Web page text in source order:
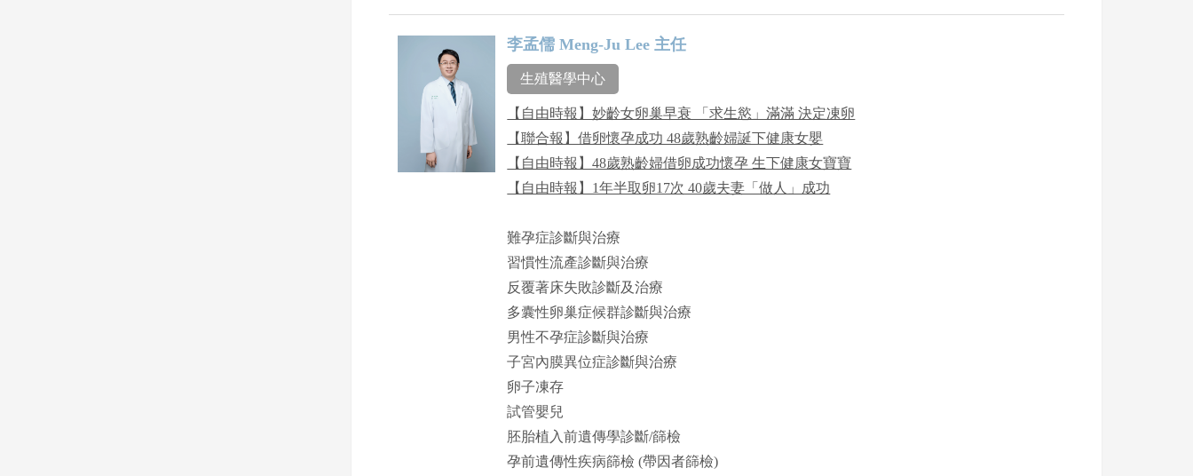
李孟儒 Meng-Ju Lee 主任
生殖醫學中心
【自由時報】妙齡女卵巢早衰 「求生慾」滿滿 決定凍卵
【聯合報】借卵懷孕成功 48歲熟齡婦誕下健康女嬰
【自由時報】48歲熟齡婦借卵成功懷孕 生下健康女寶寶
【自由時報】1年半取卵17次 40歲夫妻「做人」成功
難孕症診斷與治療
習慣性流產診斷與治療
反覆著床失敗診斷及治療
多囊性卵巢症候群診斷與治療
男性不孕症診斷與治療
子宮內膜異位症診斷與治療
卵子凍存
試管嬰兒
胚胎植入前遺傳學診斷/篩檢
孕前遺傳性疾病篩檢 (帶因者篩檢)